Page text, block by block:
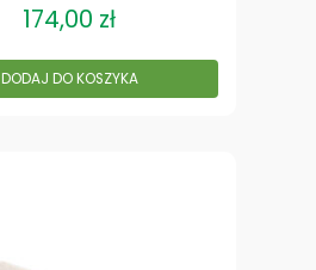
174,00 zł
DODAJ DO KOSZYKA